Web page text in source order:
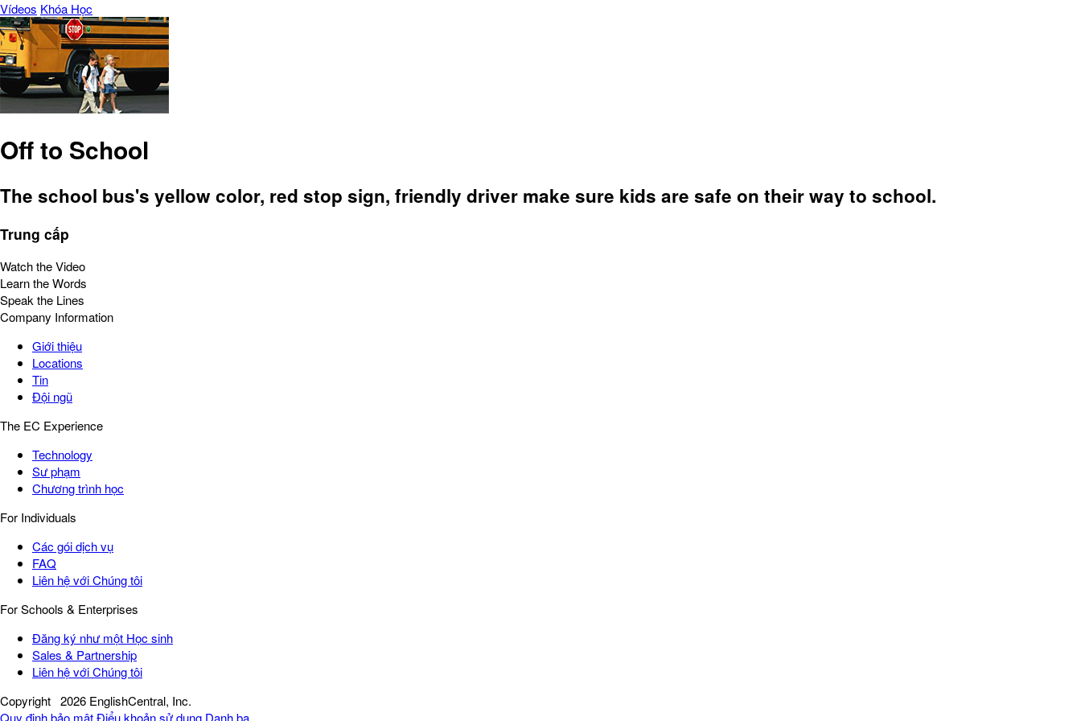
Vídeos Khóa Học
Off to School
The school bus's yellow color, red stop sign, friendly driver make sure kids are safe on their way to school.
Trung cấp
Watch the Video
Learn the Words
Speak the Lines
Company Information
Giới thiệu
Locations
Tin
Đội ngũ
The EC Experience
Technology
Sư phạm
Chương trình học
For Individuals
Các gói dịch vụ
FAQ
Liên hệ với Chúng tôi
For Schools & Enterprises
Đăng ký như một Học sinh
Sales & Partnership
Liên hệ với Chúng tôi
Copyright 2026 EnglishCentral, Inc.